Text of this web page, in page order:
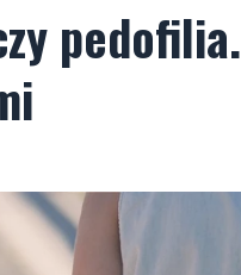
pedofilia.